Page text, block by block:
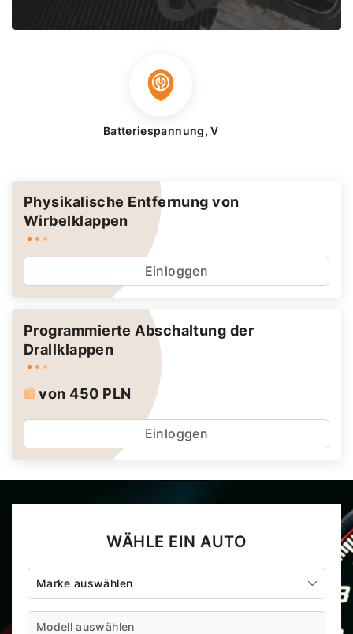
Batteriespannung, V
Physikalische Entfernung von
Wirbelklappen
Einloggen
Programmierte Abschaltung der
Drallklappen
von 450 PLN
Einloggen
WÄHLE EIN AUTO
Marke auswählen
Modell auswählen